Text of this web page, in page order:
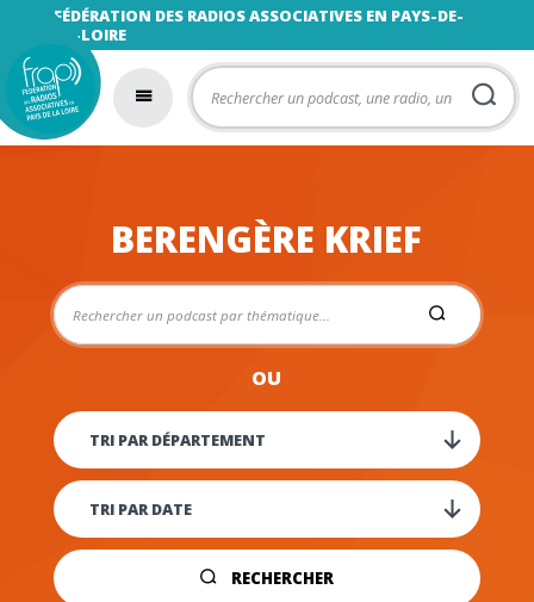
FÉDÉRATION DES RADIOS ASSOCIATIVES EN PAYS-DE-
LA-LOIRE
BERENGÈRE KRIEF
OU
RECHERCHER